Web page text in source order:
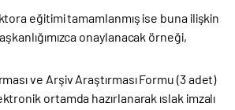
eğitimi tamamlanmış ise buna ilişkin
onaylanacak örneği,
ve Arşiv Araştırması Formu (3 adet)
ortamda hazırlanarak ıslak imzalı